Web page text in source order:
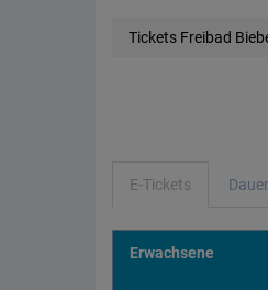
Tickets Freibad
E-Tickets
Erwachsene